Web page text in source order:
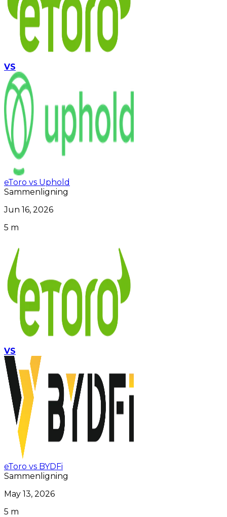
VS
eToro vs Uphold
Sammenligning
Jun 16, 2026
5 m
VS
eToro vs BYDFi
Sammenligning
May 13, 2026
5 m